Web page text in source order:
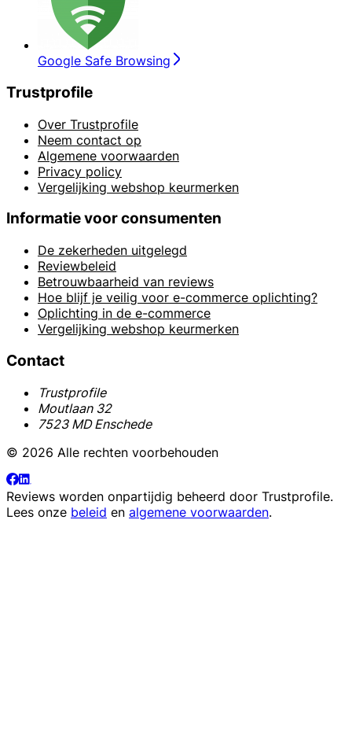
Google Safe Browsing
Trustprofile
Over Trustprofile
Neem contact op
Algemene voorwaarden
Privacy policy
Vergelijking webshop keurmerken
Informatie voor consumenten
De zekerheden uitgelegd
Reviewbeleid
Betrouwbaarheid van reviews
Hoe blijf je veilig voor e-commerce oplichting?
Oplichting in de e-commerce
Vergelijking webshop keurmerken
Contact
Trustprofile
Moutlaan 32
7523 MD Enschede
© 2026 Alle rechten voorbehouden
Reviews worden onpartijdig beheerd door Trustprofile.
Lees onze beleid en algemene voorwaarden.